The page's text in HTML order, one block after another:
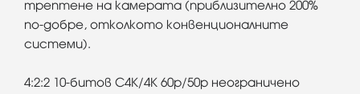
трептене на камерата (приблизително 200%
по-добре, отколкото конвенционалните
системи).
4:2:2 10-битов C4K/4K 60p/50p неограничено